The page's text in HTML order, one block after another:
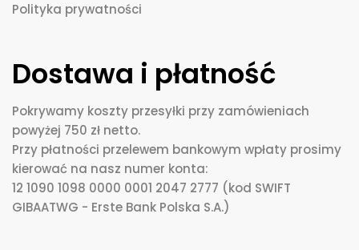
Polityka prywatności
Dostawa i płatność
Pokrywamy koszty przesyłki przy zamówieniach
powyżej 750 zł netto.
Przy płatności przelewem bankowym wpłaty prosimy
kierować na nasz numer konta:
12 1090 1098 0000 0001 2047 2777 (kod SWIFT
GIBAATWG - Erste Bank Polska S.A.)